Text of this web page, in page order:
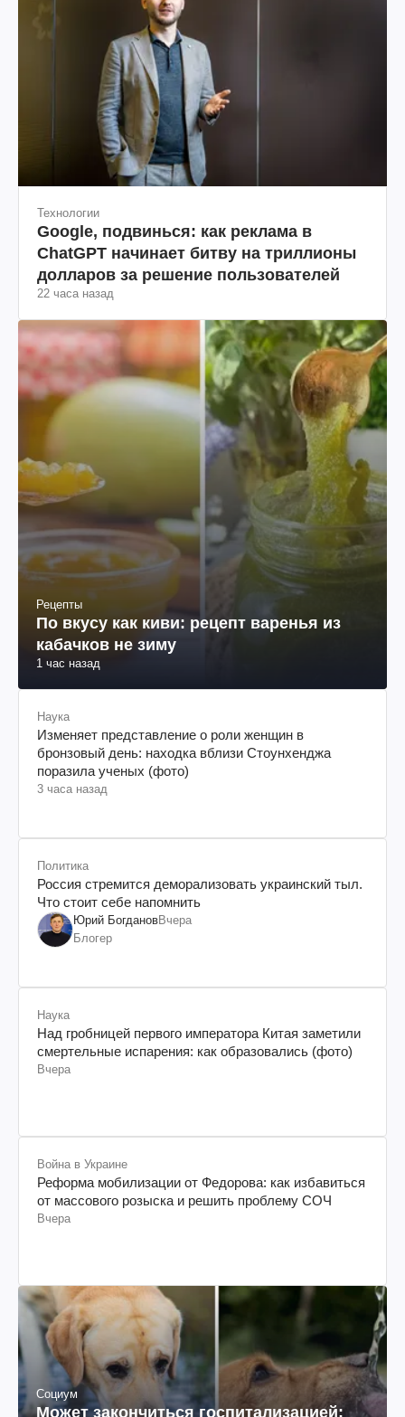
Технологии
Google, подвинься: как реклама в
ChatGPT начинает битву на триллионы
долларов за решение пользователей
22 часа назад
Рецепты
По вкусу как киви: рецепт варенья из
кабачков не зиму
1 час назад
Наука
Изменяет представление о роли женщин в
бронзовый день: находка вблизи Стоунхенджа
поразила ученых (фото)
3 часа назад
Политика
Россия стремится деморализовать украинский тыл.
Что стоит себе напомнить
Юрий БогдановВчера
Блогер
Наука
Над гробницей первого императора Китая заметили
смертельные испарения: как образовались (фото)
Вчера
Война в Украине
Реформа мобилизации от Федорова: как избавиться
от массового розыска и решить проблему СОЧ
Вчера
Социум
Может закончиться госпитализацией: